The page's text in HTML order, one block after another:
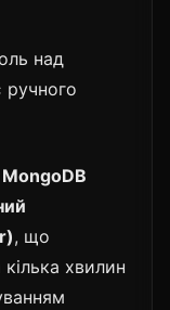
над
ручного
MongoDB
, що
хвилин